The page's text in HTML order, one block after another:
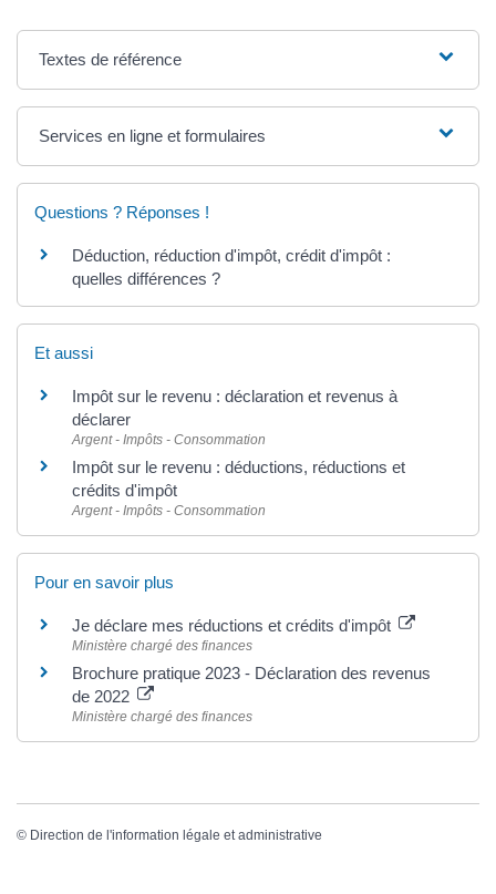
Textes de référence
Services en ligne et formulaires
Questions ? Réponses !
Déduction, réduction d'impôt, crédit d'impôt :
quelles différences ?
Et aussi
Impôt sur le revenu : déclaration et revenus à
déclarer
Argent - Impôts - Consommation
Impôt sur le revenu : déductions, réductions et
crédits d'impôt
Argent - Impôts - Consommation
Pour en savoir plus
Je déclare mes réductions et crédits d'impôt
Ministère chargé des finances
Brochure pratique 2023 - Déclaration des revenus
de 2022
Ministère chargé des finances
© Direction de l'information légale et administrative